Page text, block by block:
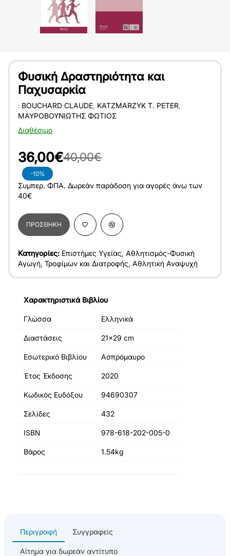
Φυσική Δραστηριότητα και
Παχυσαρκία
Διαθέσιμο
: BOUCHARD CLAUDE KATZMARZYK T. PETER
ΜΑΥΡΟΒΟΥΝΙΏΤΗΣ ΦΏΤΙΟΣ
-10%
36,00€40,00€
Συμπερ. ΦΠΑ. Δωρεάν παράδοση για αγορές άνω των
40€
ΠΡΟΣΘΉΚΗ
Κατηγορίες: Επιστήμες Υγείας, Αθλητισμός-Φυσική
Αγωγή, Τροφίμων και Διατροφής, Αθλητική Αναψυχή
Χαρακτηριστικά Βιβλίου
Γλώσσα Ελληνικά
Διαστάσεις 21x29 cm
Εσωτερικό Βιβλίου Ασπρόμαυρο
Έτος Έκδοσης 2020
Κωδικός Ευδόξου 94690307
Σελίδες 432
ISBN 978-618-202-005-0
Βάρος 1.54kg
Περιγραφή Συγγραφείς
Αίτημα για δωρεάν αντίτυπο